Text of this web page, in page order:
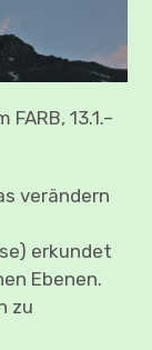
13.1.–
verändern
erkundet
Ebenen.
zu